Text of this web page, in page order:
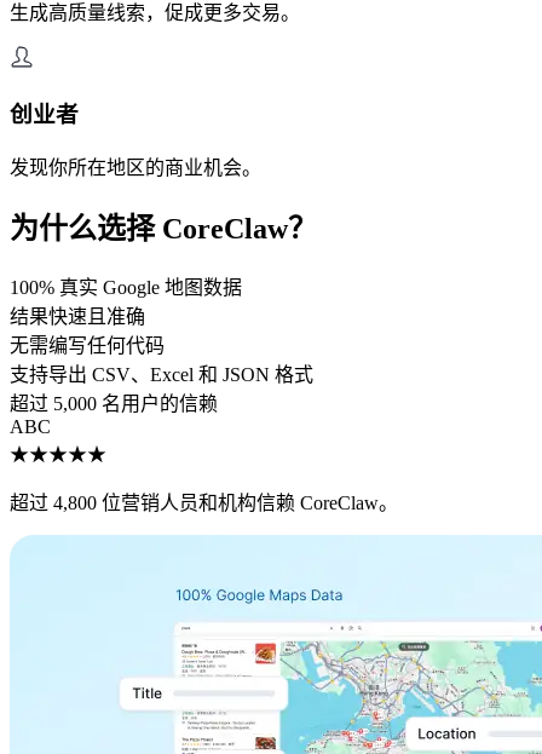
生成高质量线索，促成更多交易。
创业者
发现你所在地区的商业机会。
为什么选择 CoreClaw？
100% 真实 Google 地图数据
结果快速且准确
无需编写任何代码
支持导出 CSV、Excel 和 JSON 格式
超过 5,000 名用户的信赖
ABC
★★★★★
超过 4,800 位营销人员和机构信赖 CoreClaw。